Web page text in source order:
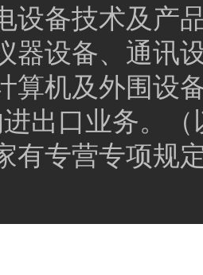
设备技术及产
器设备、通讯
算机及外围设
出口业务。
有专营专项规